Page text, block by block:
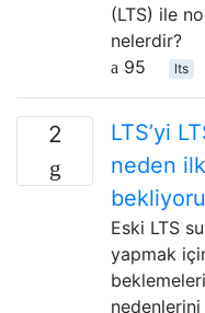
(LTS) ile
nelerdir?
95
lts
2
LTS’yi
neden
Eski LTS
yapmak